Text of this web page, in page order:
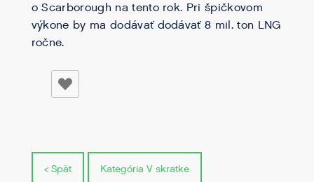
o Scarborough na tento rok. Pri špičkovom
výkone by ma dodávať dodávať 8 mil. ton LNG
ročne.
< Spät Kategória V skratke